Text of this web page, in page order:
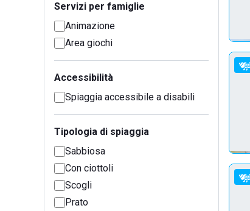
Servizi per famiglie
Animazione
Area giochi
Accessibilità
Spiaggia accessibile a disabili
Tipologia di spiaggia
Sabbiosa
Con ciottoli
Scogli
Prato